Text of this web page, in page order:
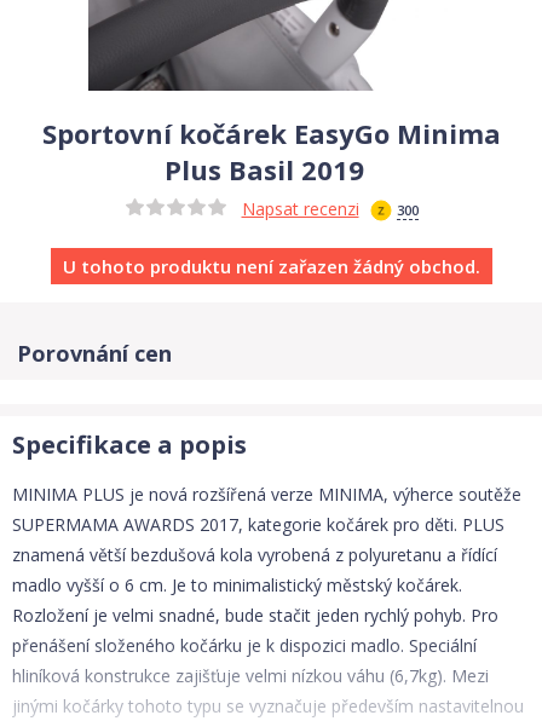
Sportovní kočárek EasyGo Minima
Plus Basil 2019
Napsat recenzi 300
U tohoto produktu není zařazen žádný obchod.
Porovnání cen
Specifikace a popis
MINIMA PLUS je nová rozšířená verze MINIMA, výherce soutěže
SUPERMAMA AWARDS 2017, kategorie kočárek pro děti. PLUS
znamená větší bezdušová kola vyrobená z polyuretanu a řídící
madlo vyšší o 6 cm. Je to minimalistický městský kočárek.
Rozložení je velmi snadné, bude stačit jeden rychlý pohyb. Pro
přenášení složeného kočárku je k dispozici madlo. Speciální
hliníková konstrukce zajišťuje velmi nízkou váhu (6,7kg). Mezi
jinými kočárky tohoto typu se vyznačuje především nastavitelnou